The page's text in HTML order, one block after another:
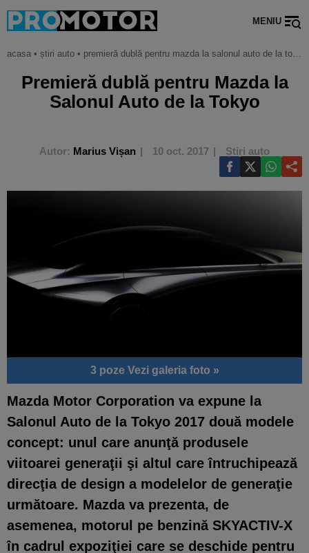
MENIU
acasa • știri auto • premieră dublă pentru mazda la salonul auto de la tokyo
Premieră dublă pentru Mazda la
Salonul Auto de la Tokyo
Autor: Marius Vișan 10 oct. 2017 Știri auto
3 poze Vezi galeria foto »
Mazda Motor Corporation va expune la
Salonul Auto de la Tokyo 2017 două modele
concept: unul care anunţă produsele
viitoarei generaţii şi altul care întruchipează
direcţia de design a modelelor de generaţie
următoare. Mazda va prezenta, de
asemenea, motorul pe benzină SKYACTIV-X
în cadrul expoziţiei care se deschide pentru